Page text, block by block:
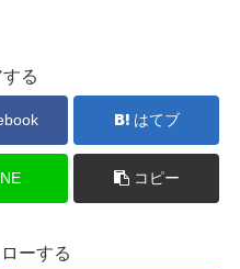
る
はてブ
コピー
ーする